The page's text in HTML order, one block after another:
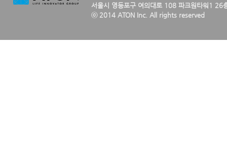
서울시 영등포구 여의대로 108 파크원타워1 26
ⓒ 2014 ATON Inc. All rights reserved